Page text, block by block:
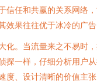
信任和共赢的关系网络
效果往往优于冰冷的广
化。当流量来之不易时
探一样，仔细分析用户
度、设计清晰的价值主